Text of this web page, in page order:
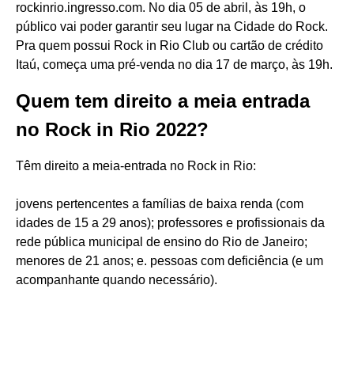
rockinrio.ingresso.com. No dia 05 de abril, às 19h, o
público vai poder garantir seu lugar na Cidade do Rock.
Pra quem possui Rock in Rio Club ou cartão de crédito
Itaú, começa uma pré-venda no dia 17 de março, às 19h.
Quem tem direito a meia entrada
no Rock in Rio 2022?
Têm direito a meia-entrada no Rock in Rio:
jovens pertencentes a famílias de baixa renda (com
idades de 15 a 29 anos); professores e profissionais da
rede pública municipal de ensino do Rio de Janeiro;
menores de 21 anos; e. pessoas com deficiência (e um
acompanhante quando necessário).